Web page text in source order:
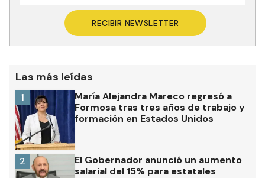
RECIBIR NEWSLETTER
Las más leídas
María Alejandra Mareco regresó a
Formosa tras tres años de trabajo y
formación en Estados Unidos
1
El Gobernador anunció un aumento
salarial del 15% para estatales
2